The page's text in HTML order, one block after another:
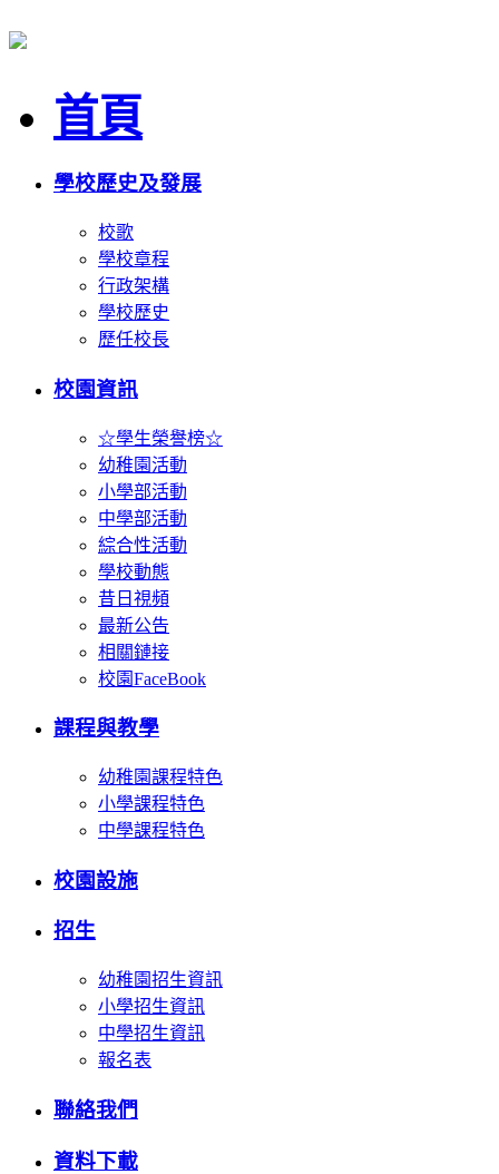
首頁
學校歷史及發展
校歌
學校章程
行政架構
學校歷史
歷任校長
校園資訊
☆學生榮譽榜☆
幼稚園活動
小學部活動
中學部活動
綜合性活動
學校動態
昔日視頻
最新公告
相關鏈接
校園FaceBook
課程與教學
幼稚園課程特色
小學課程特色
中學課程特色
校園設施
招生
幼稚園招生資訊
小學招生資訊
中學招生資訊
報名表
聯絡我們
資料下載